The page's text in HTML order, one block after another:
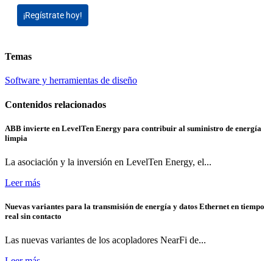
¡Regístrate hoy!
Temas
Software y herramientas de diseño
Contenidos relacionados
ABB invierte en LevelTen Energy para contribuir al suministro de energía
limpia
La asociación y la inversión en LevelTen Energy, el...
Leer más
Nuevas variantes para la transmisión de energía y datos Ethernet en tiempo
real sin contacto
Las nuevas variantes de los acopladores NearFi de...